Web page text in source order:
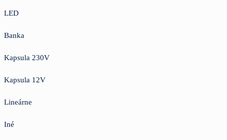
LED
Banka
Kapsula 230V
Kapsula 12V
Lineárne
Iné